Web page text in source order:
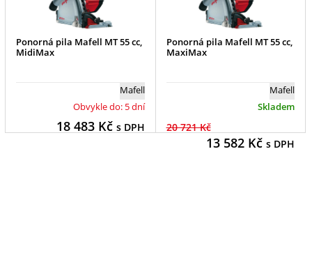
Ponorná pila Mafell MT 55 cc,
MidiMax
Mafell
Obvykle do: 5 dní
18 483Kč s DPH
Ponorná pila Mafell MT 55 cc,
MaxiMax
Mafell
Skladem
20 721 Kč
13 582Kč s DPH